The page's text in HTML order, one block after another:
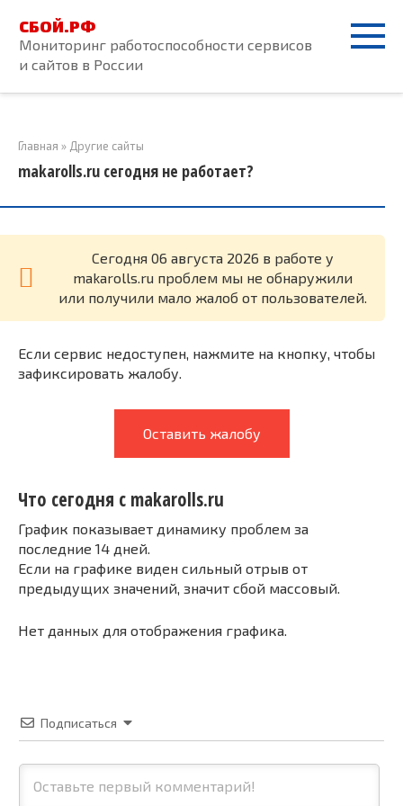
контенту
СБОЙ.РФ
Мониторинг работоспособности сервисов
и сайтов в России
Главная » Другие сайты
makarolls.ru сегодня не работает?
Cегодня 06 августа 2026 в работе у
makarolls.ru проблем мы не обнаружили
или получили мало жалоб от пользователей.
Если сервис недоступен, нажмите на кнопку, чтобы
зафиксировать жалобу.
Оставить жалобу
Что сегодня с makarolls.ru
График показывает динамику проблем за
последние 14 дней.
Если на графике виден сильный отрыв от
предыдущих значений, значит сбой массовый.
Нет данных для отображения графика.
Подписаться